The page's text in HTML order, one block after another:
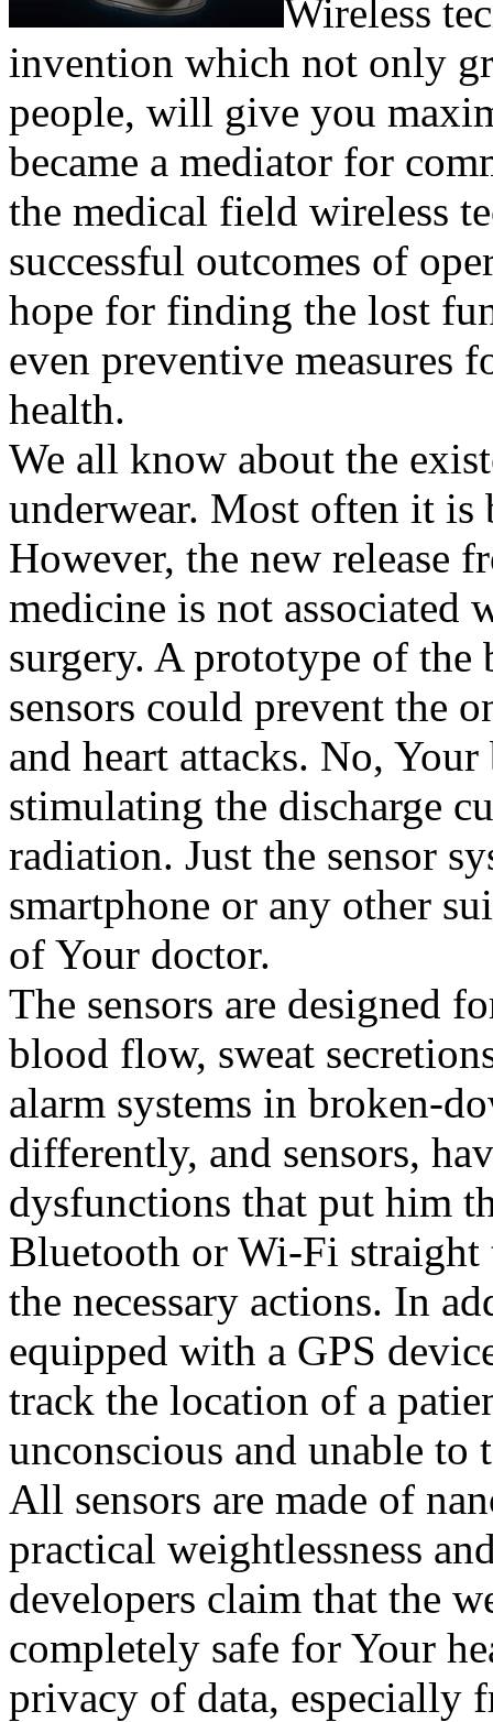
Wireless
invention which not only
people, will give you
became a mediator for
the medical field wireless
successful outcomes of
hope for finding the lost
even preventive measures
health.
We all know about the
underwear. Most often it is
However, the new release
medicine is not associated
surgery. A prototype of the
sensors could prevent the
and heart attacks. No,
stimulating the discharge
radiation. Just the sensor
smartphone or any other
of Your doctor.
The sensors are designed
blood flow, sweat
alarm systems in broken-
differently, and sensors,
dysfunctions that put him
Bluetooth or Wi-Fi straight
the necessary actions. In
equipped with a GPS
track the location of a
unconscious and unable to
All sensors are made of
practical weightlessness
developers claim that the
completely safe for Your
privacy of data, especially